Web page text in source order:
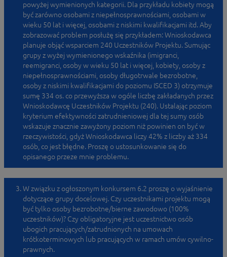
powyżej wymienionych kategorii. Dla przykładu kobiety mogą
być zarówno osobami z niepełnosprawnościami, osobami w
wieku 50 lat i więcej, osobami z niskimi kwalifikacjami itd. Aby
zobrazować problem posłużę się przykładem: Wnioskodawca
planuje objąć wsparciem 240 Uczestników Projektu. Sumując
grupy z wyżej wymienionego wskaźnika (imigranci,
reemigranci, osoby w wieku 50 lat i więcej, kobiety, osoby z
niepełnosprawnościami, osoby długotrwale bezrobotne,
osoby z niskimi kwalifikacjami do poziomu ISCED 3) otrzymuje
sumę 334 os. co przewyższa w ogóle liczbę zakładanych przez
Wnioskodawcę Uczestników Projektu (240). Ustalając poziom
kryterium efektywności zatrudnieniowej dla tej sumy osób
wskazuje znacznie zawyżony poziom niż powinien on być w
rzeczywistości, gdyż Wnioskodawca liczy 42% z liczby aż 334
osób, co jest błędne. Proszę o ustosunkowanie się do
opisanego przeze mnie problemu.
W związku z ogłoszonym konkursem 6.2 proszę o wyjaśnienie
dotyczące grupy docelowej. Czy uczestnikami projektu mogą
być tylko osoby bezrobotne/bierne zawodowo (100%
uczestników)? Czy obligatoryjne jest uczestnictwo osób
ubogich pracujących/zatrudnionych na umowach
krótkoterminowych lub pracujących w ramach umów cywilno-
prawnych.